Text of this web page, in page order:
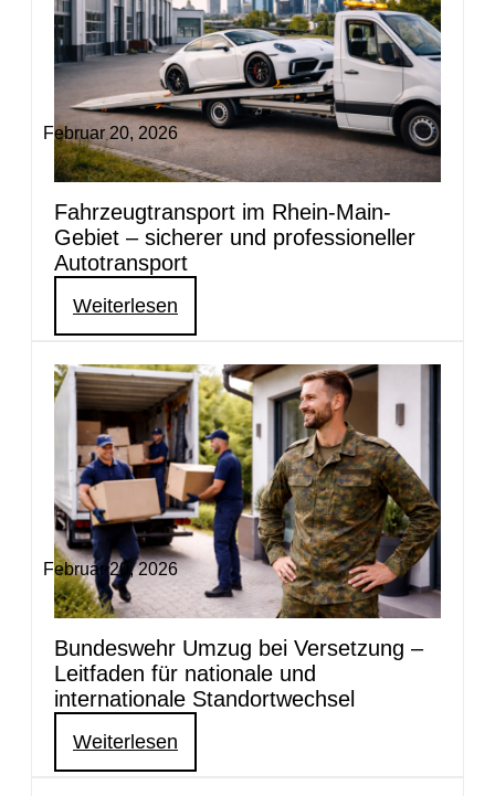
Februar 20, 2026
Fahrzeugtransport im Rhein-Main-
Gebiet – sicherer und professioneller
Autotransport
Weiterlesen
Februar 20, 2026
Bundeswehr Umzug bei Versetzung –
Leitfaden für nationale und
internationale Standortwechsel
Weiterlesen